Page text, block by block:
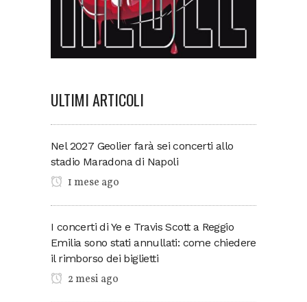
ULTIMI ARTICOLI
Nel 2027 Geolier farà sei concerti allo
stadio Maradona di Napoli
1 mese ago
I concerti di Ye e Travis Scott a Reggio
Emilia sono stati annullati: come chiedere
il rimborso dei biglietti
2 mesi ago